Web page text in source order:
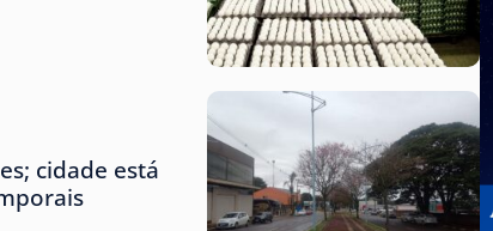
cidade está